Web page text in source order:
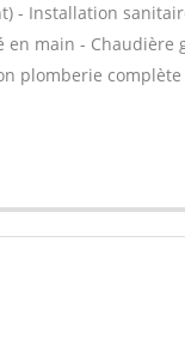
- Installation
main - Chaudière
plomberie